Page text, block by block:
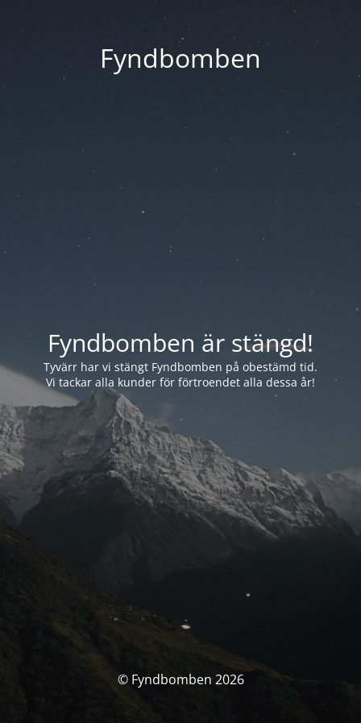
Fyndbomben
Fyndbomben är stängd!
Tyvärr har vi stängt Fyndbomben på obestämd tid.
Vi tackar alla kunder för förtroendet alla dessa år!
© Fyndbomben 2026